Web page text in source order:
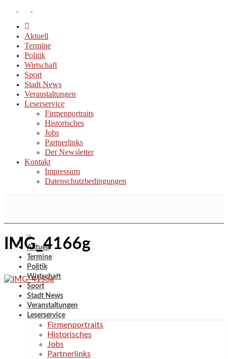
Aktuell
Termine
Politik
Wirtschaft
Sport
Stadt News
Veranstaltungen
Leserservice
Firmenportraits
Historisches
Jobs
Partnerlinks
Der Newsletter
Kontakt
Impressum
Datenschutzbedingungen
Aktuell
Termine
Politik
Wirtschaft
Sport
Stadt News
Veranstaltungen
Leserservice
Firmenportraits
Historisches
Jobs
Partnerlinks
IMG_4166g